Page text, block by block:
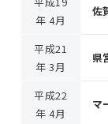
年 4月
佐
平成21
年 3月
県
平成22
年 4月
マ